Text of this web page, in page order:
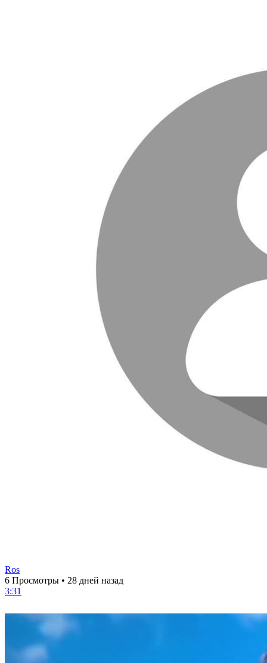
Ros
6 Просмотры • 28 дней назад
3:31